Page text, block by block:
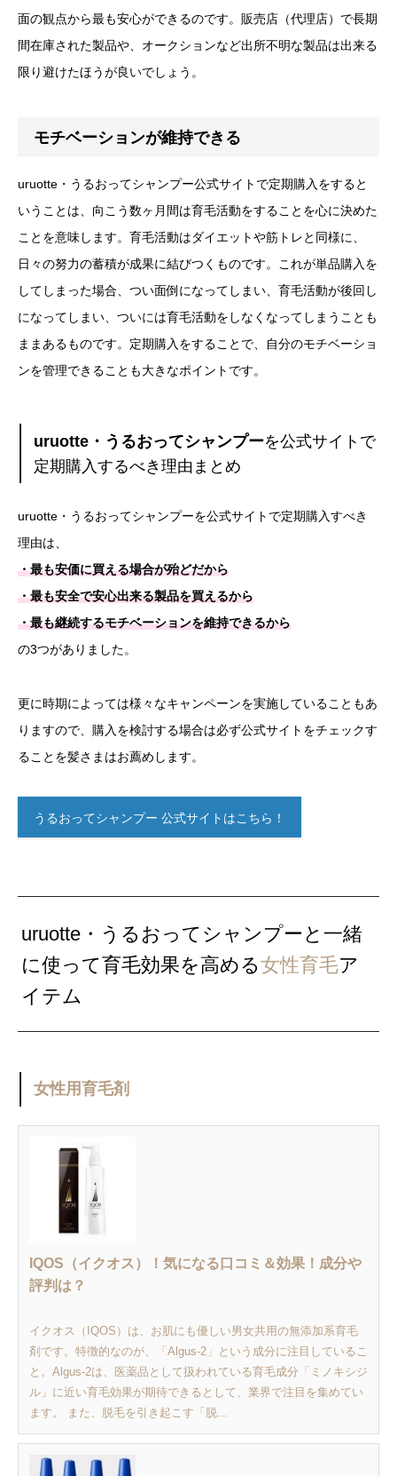
面の観点から最も安心ができるのです。販売店（代理店）で長期
間在庫された製品や、オークションなど出所不明な製品は出来る
限り避けたほうが良いでしょう。
モチベーションが維持できる
uruotte・うるおってシャンプー公式サイトで定期購入をすると
いうことは、向こう数ヶ月間は育毛活動をすることを心に決めた
ことを意味します。育毛活動はダイエットや筋トレと同様に、
日々の努力の蓄積が成果に結びつくものです。これが単品購入を
してしまった場合、つい面倒になってしまい、育毛活動が後回し
になってしまい、ついには育毛活動をしなくなってしまうことも
ままあるものです。定期購入をすることで、自分のモチベーショ
ンを管理できることも大きなポイントです。
uruotte・うるおってシャンプーを公式サイトで
定期購入するべき理由まとめ
uruotte・うるおってシャンプーを公式サイトで定期購入すべき
理由は、
・最も安価に買える場合が殆どだから
・最も安全で安心出来る製品を買えるから
・最も継続するモチベーションを維持できるから
の3つがありました。
更に時期によっては様々なキャンペーンを実施していることもあ
りますので、購入を検討する場合は必ず公式サイトをチェックす
ることを髪さまはお薦めします。
うるおってシャンプー 公式サイトはこちら！
uruotte・うるおってシャンプーと一緒
に使って育毛効果を高める女性育毛ア
イテム
女性用育毛剤
IQOS（イクオス）！気になる口コミ＆効果！成分や
評判は？
イクオス（IQOS）は、お肌にも優しい男女共用の無添加系育毛
剤です。特徴的なのが、「Algus-2」という成分に注目しているこ
と。Algus-2は、医薬品として扱われている育毛成分「ミノキシジ
ル」に近い育毛効果が期待できるとして、業界で注目を集めてい
ます。 また、脱毛を引き起こす「脱...